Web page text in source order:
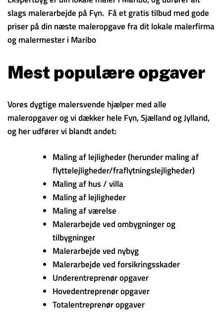
slags malerarbejde på Fyn. Få et gratis tilbud med gode
priser på din næste maleropgave fra dit lokale malerfirma
og malermester i Maribo
Mest populære opgaver
Vores dygtige malersvende hjælper med alle
maleropgaver og vi dækker hele Fyn, Sjælland og Jylland,
og her udfører vi blandt andet:
Maling af lejligheder (herunder maling af
flyttelejligheder/fraflytningslejligheder)
Maling af hus / villa
Maling af lejligheder
Maling af værelse
Malerarbejde ved ombygninger og
tilbygninger
Malerarbejde ved nybyg
Malerarbejde ved forsikringsskader
Underentreprenør opgaver
Hovedentreprenør opgaver
Totalentreprenør opgaver